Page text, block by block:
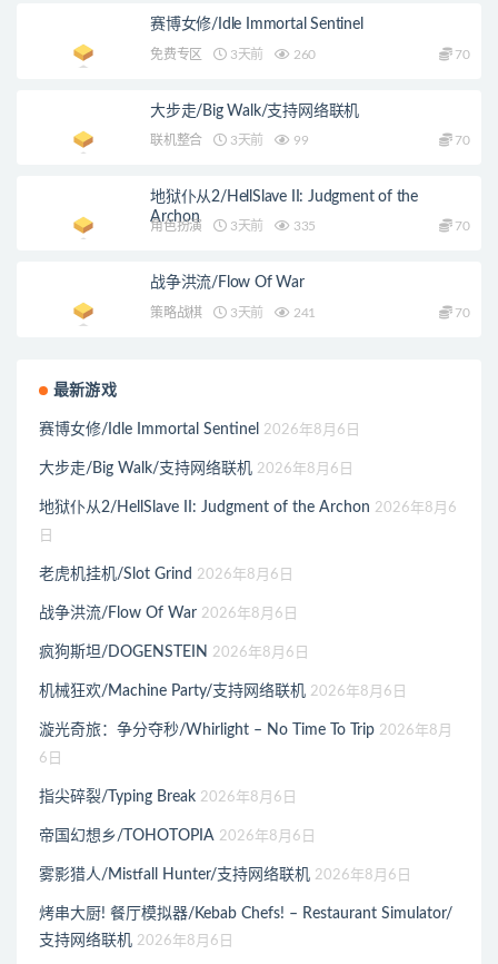
赛博女修/Idle Immortal Sentinel
免费专区 3天前 260 70
大步走/Big Walk/支持网络联机
联机整合 3天前 99 70
地狱仆从2/HellSlave II: Judgment of the
Archon
角色扮演 3天前 335 70
战争洪流/Flow Of War
策略战棋 3天前 241 70
最新游戏
赛博女修/Idle Immortal Sentinel 2026年8月6日
大步走/Big Walk/支持网络联机 2026年8月6日
地狱仆从2/HellSlave II: Judgment of the Archon 2026年8月6
日
老虎机挂机/Slot Grind 2026年8月6日
战争洪流/Flow Of War 2026年8月6日
疯狗斯坦/DOGENSTEIN 2026年8月6日
机械狂欢/Machine Party/支持网络联机 2026年8月6日
漩光奇旅：争分夺秒/Whirlight – No Time To Trip 2026年8月
6日
指尖碎裂/Typing Break 2026年8月6日
帝国幻想乡/TOHOTOPIA 2026年8月6日
雾影猎人/Mistfall Hunter/支持网络联机 2026年8月6日
烤串大厨! 餐厅模拟器/Kebab Chefs! – Restaurant Simulator/
支持网络联机 2026年8月6日